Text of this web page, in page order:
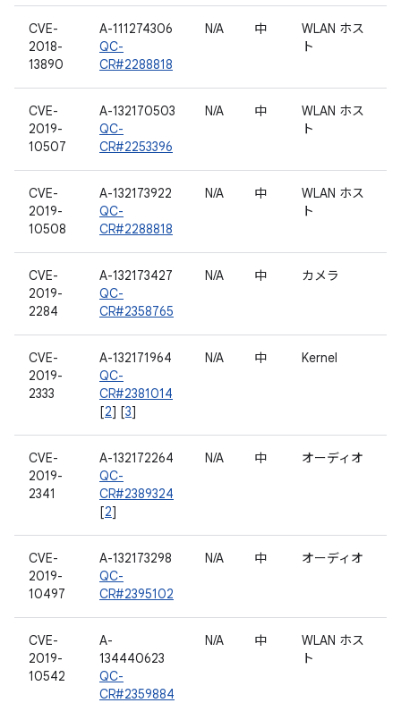
CVE-
2018-
13890
A-111274306
QC-
CR#2288818
N/A 中
WLAN ホス
ト
CVE-
2019-
10507
A-132170503
QC-
CR#2253396
N/A 中
WLAN ホス
ト
CVE-
2019-
10508
A-132173922
QC-
CR#2288818
N/A 中
WLAN ホス
ト
CVE-
2019-
2284
A-132173427
QC-
CR#2358765
N/A 中 カメラ
CVE-
2019-
2333
A-132171964
QC-
CR#2381014
[2] [3]
N/A 中 Kernel
CVE-
2019-
2341
A-132172264
QC-
CR#2389324
[2]
N/A 中 オーディオ
CVE-
2019-
10497
A-132173298
QC-
CR#2395102
N/A 中 オーディオ
CVE-
2019-
10542
A-
134440623
QC-
CR#2359884
N/A 中
WLAN ホス
ト